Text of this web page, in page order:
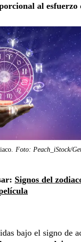
al esfuerzo
Foto: Peach_iStock/
Signos del
bajo el signo de